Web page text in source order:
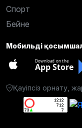
Спорт
Бейне
Мобильді
Download on the
App Store
Қауіпсіз орнату,